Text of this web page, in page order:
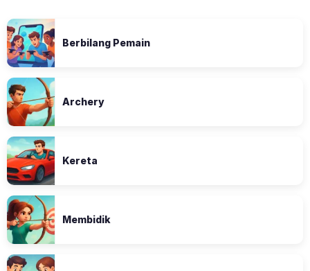
Berbilang Pemain
Archery
Kereta
Membidik